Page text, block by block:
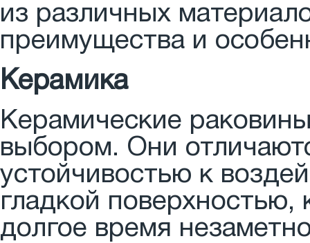
из различных
преимущества и
Керамика
Керамические
выбором. Они
устойчивостью к
гладкой поверхностью,
долгое время